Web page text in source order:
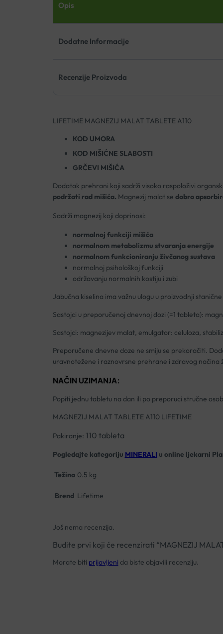
Opis
Dodatne Informacije
Recenzije Proizvoda
LIFETIME MAGNEZIJ MALAT TABLETE A110
KOD UMORA
KOD MIŠIĆNE SLABOSTI
GRČEVI MIŠIĆA
Dodatak prehrani koji sadrži visoko raspoloživi
podržati rad mišića. Magnezij malat se dobro
Sadrži magnezij koji doprinosi:
normalnoj funkciji mišića
normalnom metabolizmu stvaranja energije
normalnom funkcioniranju živčanog sustava
normalnoj psihološkoj funkciji
održavanju normalnih kostiju i zubi
Jabučna kiselina ima važnu ulogu u proizvodnji
Sastojci u preporučenoj dnevnoj dozi (=1 tableta):
Sastojci: magnezijev malat, emulgator: celuloza,
Preporučene dnevne doze ne smiju se prekoračiti.
uravnotežene i raznovrsne prehrane i zdravog načina
NAČIN UZIMANJA:
Popiti jednu tabletu na dan ili po preporuci stručne
MAGNEZIJ MALAT TABLETE A110 LIFETIME
Pakiranje: 110 tableta
Pogledajte kategoriju MINERALI u online ljekarni
Težina 0.5 kg
Brend Lifetime
Još nema recenzija.
Budite prvi koji će recenzirati “MAGNEZIJ
Morate biti prijavljeni da biste objavili recenziju.